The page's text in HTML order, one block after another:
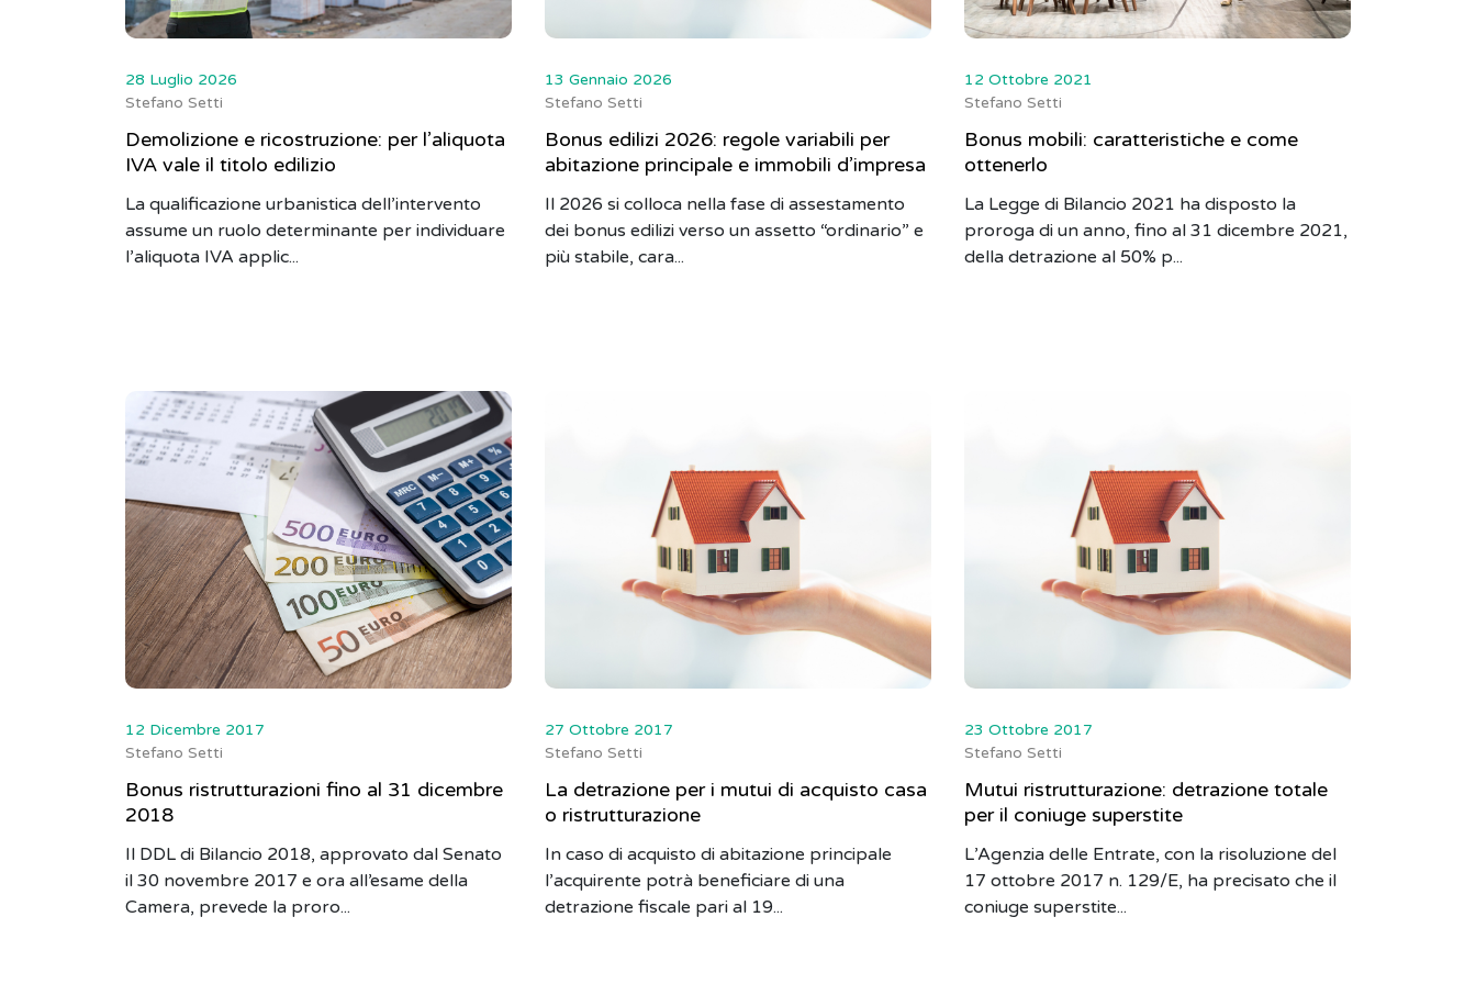
28 Luglio 2026
Stefano Setti
Demolizione e ricostruzione: per l’aliquota
IVA vale il titolo edilizio
La qualificazione urbanistica dell’intervento
assume un ruolo determinante per individuare
l’aliquota IVA applic...
13 Gennaio 2026
Stefano Setti
Bonus edilizi 2026: regole variabili per
abitazione principale e immobili d’impresa
Il 2026 si colloca nella fase di assestamento
dei bonus edilizi verso un assetto “ordinario” e
più stabile, cara...
12 Ottobre 2021
Stefano Setti
Bonus mobili: caratteristiche e come
ottenerlo
La Legge di Bilancio 2021 ha disposto la
proroga di un anno, fino al 31 dicembre 2021,
della detrazione al 50% p...
12 Dicembre 2017
Stefano Setti
Bonus ristrutturazioni fino al 31 dicembre
2018
Il DDL di Bilancio 2018, approvato dal Senato
il 30 novembre 2017 e ora all’esame della
Camera, prevede la proro...
27 Ottobre 2017
Stefano Setti
La detrazione per i mutui di acquisto casa
o ristrutturazione
In caso di acquisto di abitazione principale
l’acquirente potrà beneficiare di una
detrazione fiscale pari al 19...
23 Ottobre 2017
Stefano Setti
Mutui ristrutturazione: detrazione totale
per il coniuge superstite
L’Agenzia delle Entrate, con la risoluzione del
17 ottobre 2017 n. 129/E, ha precisato che il
coniuge superstite...